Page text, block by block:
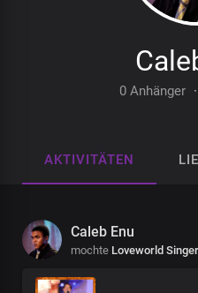
0 Anhänger ·
AKTIVITÄTEN
Caleb Enu
mochte Loveworld